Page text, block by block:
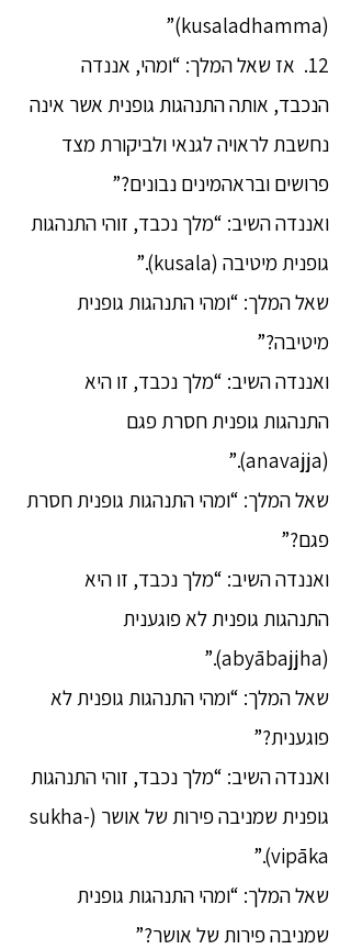
(kusaladhamma)”
12. אז שאל המלך: “ומהי, אננדה
הנכבד, אותה התנהגות גופנית אשר אינה
נחשבת לראויה לגנאי ולביקורת מצד
פרושים ובראהמינים נבונים?”
ואננדה השיב: “מלך נכבד, זוהי התנהגות
גופנית מיטיבה (kusala).”
שאל המלך: “ומהי התנהגות גופנית
מיטיבה?”
ואננדה השיב: “מלך נכבד, זו היא
התנהגות גופנית חסרת פגם
(anavajja).”
שאל המלך: “ומהי התנהגות גופנית חסרת
פגם?”
ואננדה השיב: “מלך נכבד, זו היא
התנהגות גופנית לא פוגענית
(abyābajjha).”
שאל המלך: “ומהי התנהגות גופנית לא
פוגענית?”
ואננדה השיב: “מלך נכבד, זוהי התנהגות
גופנית שמניבה פירות של אושר (sukha-
vipāka).”
שאל המלך: “ומהי התנהגות גופנית
שמניבה פירות של אושר?”